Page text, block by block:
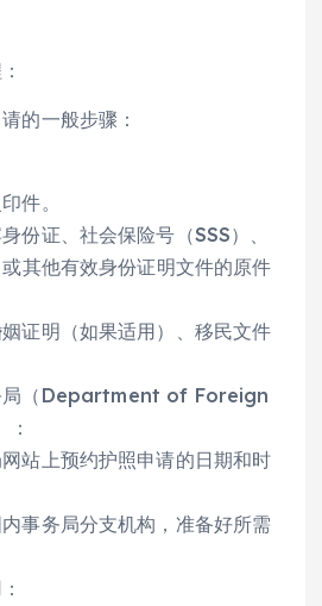
的一般步骤：
件。
份证、社会保险号（SSS）、
其他有效身份证明文件的原件
证明（如果适用）、移民文件
局（Department of Foreign
站上预约护照申请的日期和时
事务局分支机构，准备好所需